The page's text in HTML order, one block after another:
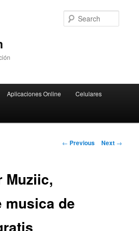
Aplicaciones Online Celulares
Post
← Previous Next →
Muziic,
musica de